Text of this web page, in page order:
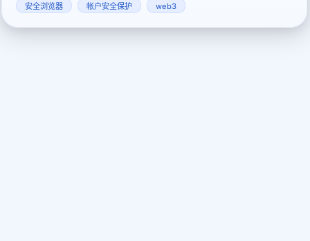
安全浏览器 帐户安全保护 web3